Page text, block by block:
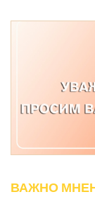
ВАЖНО